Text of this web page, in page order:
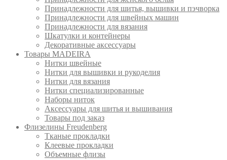
Принадлежности для шитья, вышивки и пэчворка
Принадлежности для швейных машин
Принадлежности для вязания
Шкатулки и контейнеры
Декоративные аксессуары
Товары MADEIRA
Нитки швейные
Нитки для вышивки и рукоделия
Нитки для вязания
Нитки специализированные
Наборы ниток
Аксессуары для шитья и вышивания
Товары под заказ
Флизелины Freudenberg
Тканые прокладки
Клеевые прокладки
Объемные флизы